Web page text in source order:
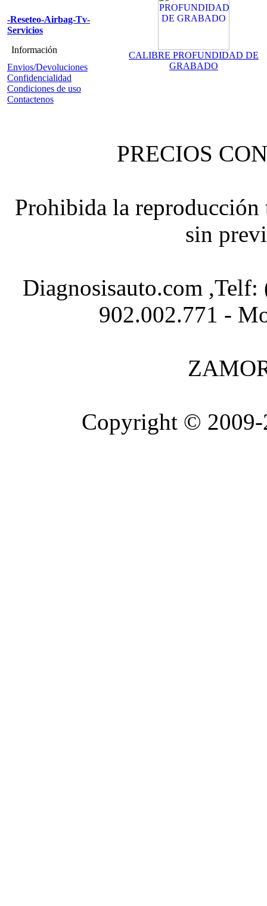
-Reseteo-Airbag-Tv-
Servicios
Información
Envios/Devoluciones
Confidencialidad
Condiciones de uso
Contactenos
CALIBRE PROFUNDIDAD DE
GRABADO
PRECIOS
Prohibida la
sin
Diagnosisauto.com
902.002.771 -
Copyright ©